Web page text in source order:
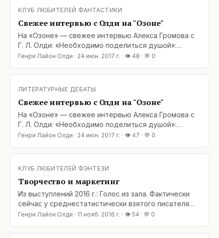
союзника нимб и белые перышки в крыльях. Бог с
нами, черт с ними. Мы тасуем
КЛУБ ЛЮБИТЕЛЕЙ ФАНТАСТИКИ
Свежее интервью с Олди на "Озоне"
На «Озоне» — свежее интервью Алекса Громова с
Г. Л. Олди: «Необходимо поделиться душой»:
https://www.ozon.ru/context/detail/id/141275458/
нему скорбим. У врага рога, копыта и хвост, у
нами, черт с ними. Мы тасуем эту колоду карт уже
Генри Лайон Олди · 24 июн. 2017 г. · 👁 48 · 💬 0
ЛИТЕРАТУРНЫЕ ДЕБАТЫ
Свежее интервью с Олди на "Озоне"
На «Озоне» — свежее интервью Алекса Громова с
Г. Л. Олди: «Необходимо поделиться душой»:
https://www.ozon.ru/context/detail/id/141275458/
нему скорбим. У врага рога, копыта и хвост, у
союзника нимб и белые перышки в крыльях. Бог с
нами, черт с ними. Мы тасуем эту колоду карт уже
Генри Лайон Олди · 24 июн. 2017 г. · 👁 47 · 💬 0
КЛУБ ЛЮБИТЕЛЕЙ ФЭНТЕЗИ
Творчество и маркетинг
Из выступлений 2016 г.: Голос из зала. Фактически
сейчас у среднестатистически взятого писателя
есть только один вариант, чтобы стабильно
Олди: Стоит отметить: писатель – это тот, кто
Генри Лайон Олди · 11 нояб. 2016 г. · 👁 54 · 💬 0